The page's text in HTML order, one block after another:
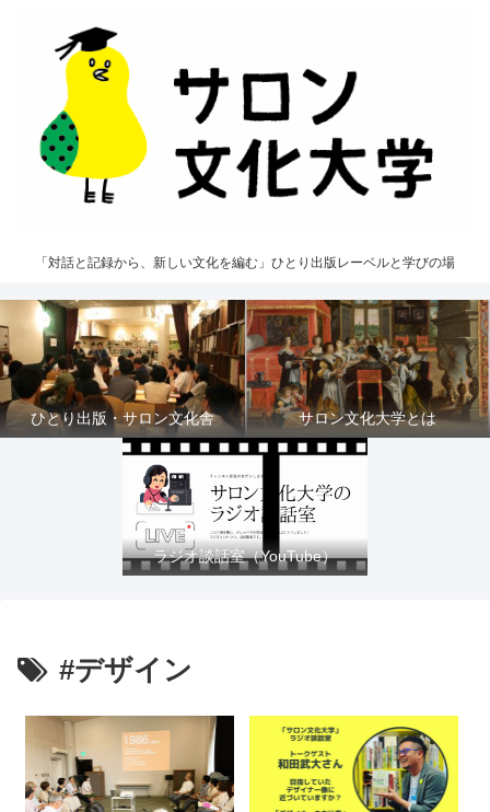
「対話と記録から、新しい文化を編む」ひとり出版レーベルと学びの場
ひとり出版・サロン文化舎 サロン文化大学とは
ラジオ談話室（YouTube）
#デザイン